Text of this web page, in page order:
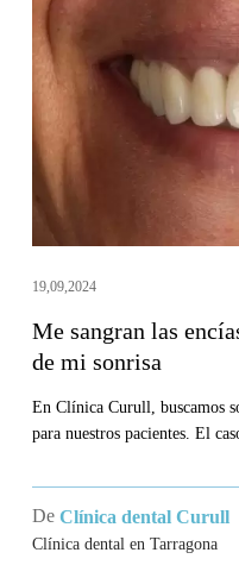
las
encías
me
gusta
estética
de
sonrisa
19,09,2024
Me sangran las
de mi sonrisa
En Clínica Curull, buscamos
para nuestros pacientes. El
De Clínica dental Curull
Clínica dental en Tarragona